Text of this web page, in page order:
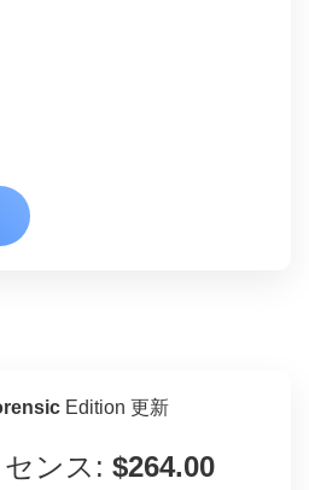
Edition 更新
ンス: $264.00